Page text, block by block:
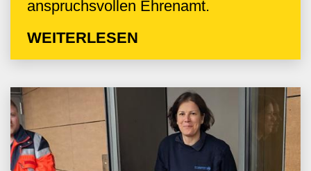
anspruchsvollen Ehrenamt.
WEITERLESEN